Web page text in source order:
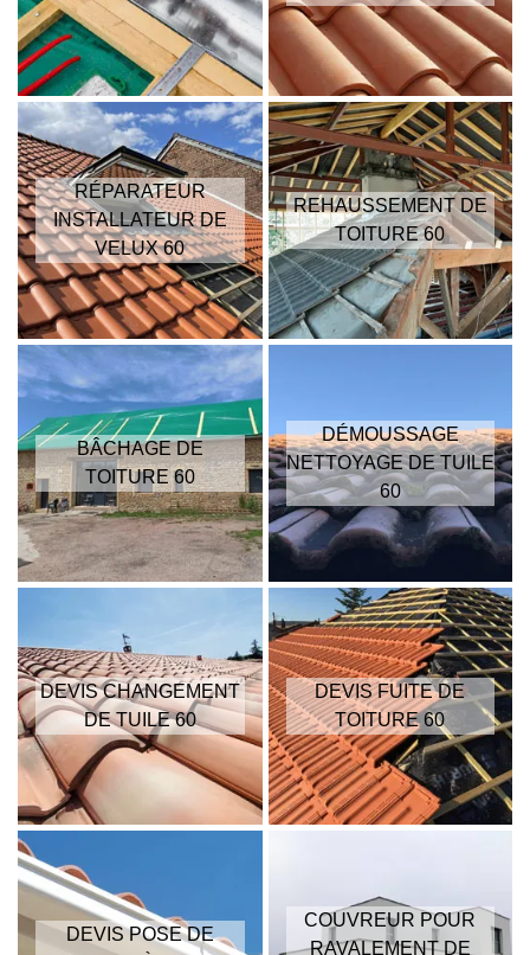
RÉPARATEUR
INSTALLATEUR DE
VELUX 60
REHAUSSEMENT DE
TOITURE 60
BÂCHAGE DE
TOITURE 60
DÉMOUSSAGE
NETTOYAGE DE TUILE
60
DEVIS CHANGEMENT
DE TUILE 60
DEVIS FUITE DE
TOITURE 60
DEVIS POSE DE
COUVREUR POUR
RAVALEMENT DE